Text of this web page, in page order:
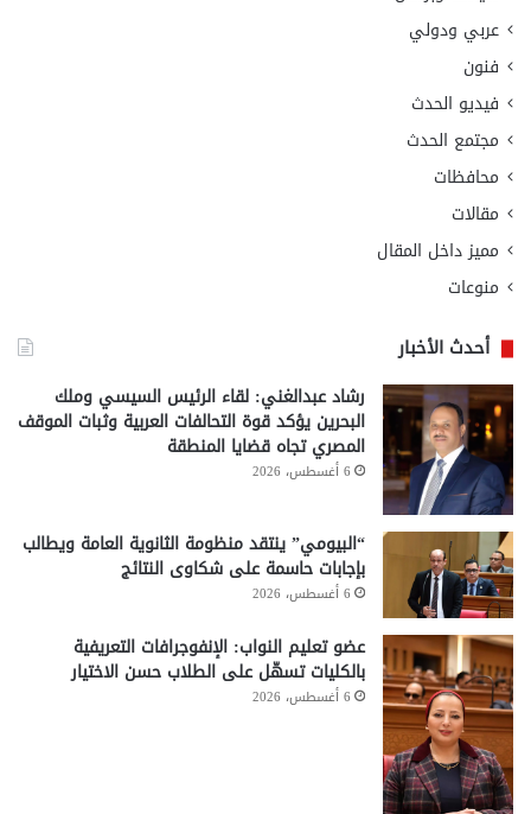
عربي ودولي
فنون
فيديو الحدث
مجتمع الحدث
محافظات
مقالات
مميز داخل المقال
منوعات
أحدث الأخبار
رشاد عبدالغني: لقاء الرئيس السيسي وملك
البحرين يؤكد قوة التحالفات العربية وثبات الموقف
المصري تجاه قضايا المنطقة
6 أغسطس، 2026
“البيومي” ينتقد منظومة الثانوية العامة ويطالب
بإجابات حاسمة على شكاوى النتائج
6 أغسطس، 2026
عضو تعليم النواب: الإنفوجرافات التعريفية
بالكليات تسهّل على الطلاب حسن الاختيار
6 أغسطس، 2026